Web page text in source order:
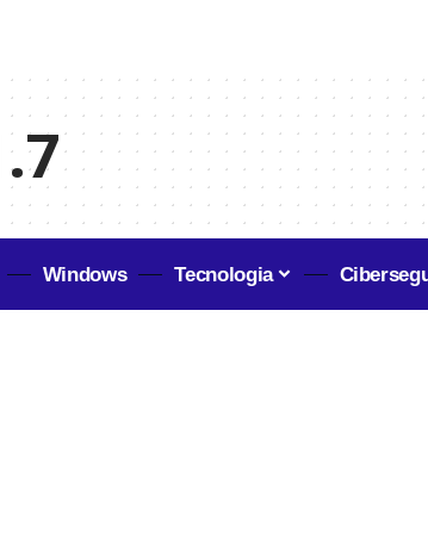
Windows Tecnologia